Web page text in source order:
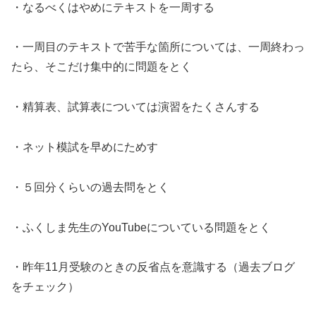
・なるべくはやめにテキストを一周する
・一周目のテキストで苦手な箇所については、一周終わっ
たら、そこだけ集中的に問題をとく
・精算表、試算表については演習をたくさんする
・ネット模試を早めにためす
・５回分くらいの過去問をとく
・ふくしま先生のYouTubeについている問題をとく
・昨年11月受験のときの反省点を意識する（過去ブログ
をチェック）